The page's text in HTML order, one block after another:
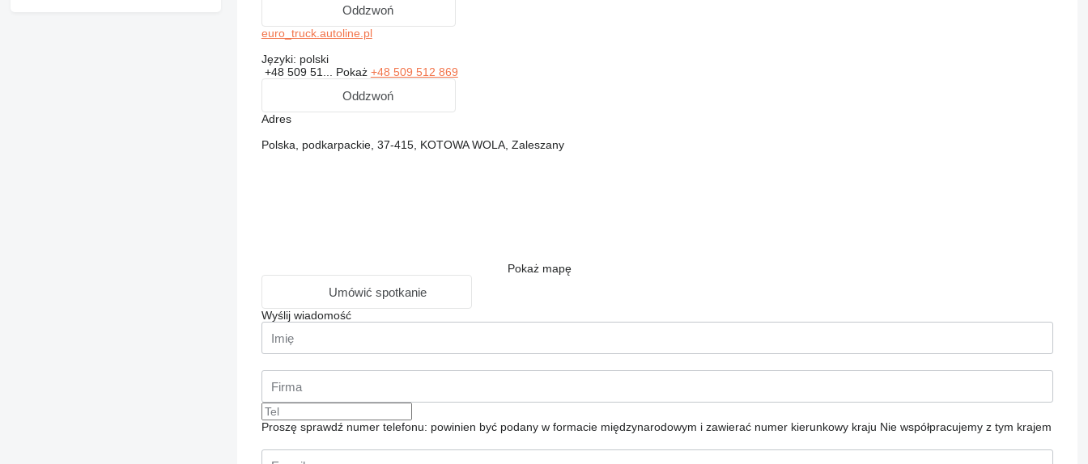
Oddzwoń
euro_truck.autoline.pl
Języki: polski
+48 509 51... Pokaż +48 509 512 869
Oddzwoń
Adres
Polska, podkarpackie, 37-415, KOTOWA WOLA, Zaleszany
Pokaż mapę
Umówić spotkanie
Wyślij wiadomość
Proszę sprawdź numer telefonu: powinien być podany w formacie międzynarodowym i zawierać numer kierunkowy kraju Nie współpracujemy z tym krajem